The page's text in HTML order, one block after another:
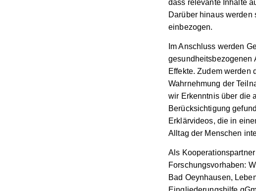
dass relevante Inhalte
Darüber hinaus
einbezogen.
Im Anschluss werden
gesundheitsbezogenen
Effekte. Zudem werden
Wahrnehmung der
wir Erkenntnis über die
Berücksichtigung
Erklärvideos, die in
Alltag der Menschen
Als
Forschungsvorhaben:
Bad Oeynhausen,